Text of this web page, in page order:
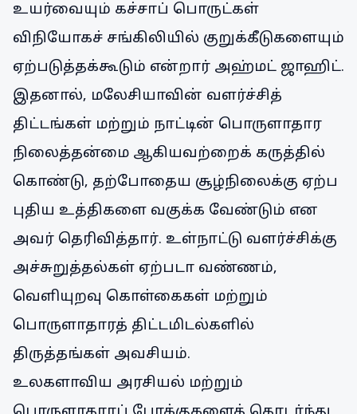
உயர்வையும் கச்சாப் பொருட்கள்
விநியோகச் சங்கிலியில் குறுக்கீடுகளையும்
ஏற்படுத்தக்கூடும் என்றார் அஹ்மட் ஜாஹிட்.
இதனால், மலேசியாவின் வளர்ச்சித்
திட்டங்கள் மற்றும் நாட்டின் பொருளாதார
நிலைத்தன்மை ஆகியவற்றைக் கருத்தில்
கொண்டு, தற்போதைய சூழ்நிலைக்கு ஏற்ப
புதிய உத்திகளை வகுக்க வேண்டும் என
அவர் தெரிவித்தார். உள்நாட்டு வளர்ச்சிக்கு
அச்சுறுத்தல்கள் ஏற்படா வண்ணம்,
வெளியுறவு கொள்கைகள் மற்றும்
பொருளாதாரத் திட்டமிடல்களில்
திருத்தங்கள் அவசியம்.
உலகளாவிய அரசியல் மற்றும்